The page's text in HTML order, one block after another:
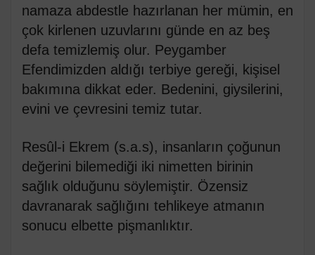
namaza abdestle hazırlanan her mümin, en
çok kirlenen uzuvlarını günde en az beş
defa temizlemiş olur. Peygamber
Efendimizden aldığı terbiye gereği, kişisel
bakımına dikkat eder. Bedenini, giysilerini,
evini ve çevresini temiz tutar.
Resûl-i Ekrem (s.a.s), insanların çoğunun
değerini bilemediği iki nimetten birinin
sağlık olduğunu söylemiştir. Özensiz
davranarak sağlığını tehlikeye atmanın
sonucu elbette pişmanlıktır.